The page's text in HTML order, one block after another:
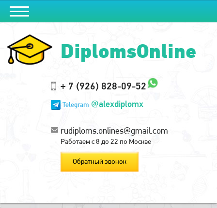
DiplomsOnline
+ 7 (926) 828-09-52
Telegram @alexdiplomx
rudiploms.onlines@gmail.com
Работаем с 8 до 22 по Москве
Обратный звонок